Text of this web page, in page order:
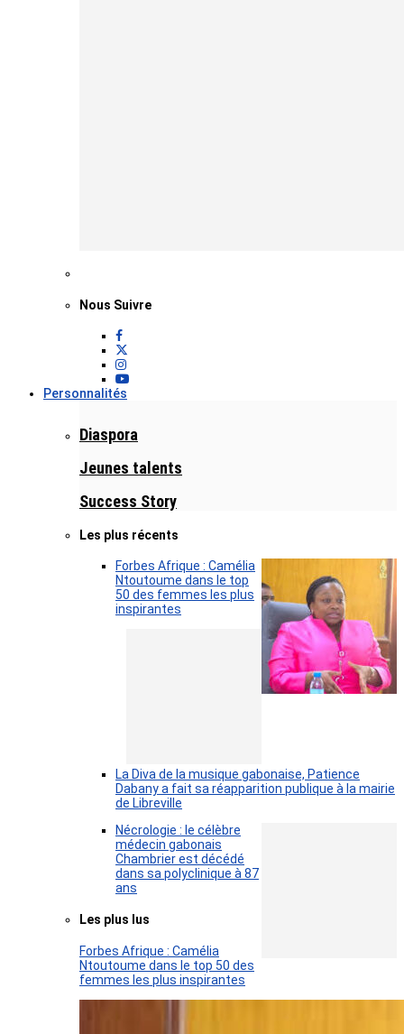
Nous Suivre
Personnalités
Diaspora
Jeunes talents
Success Story
Les plus récents
Forbes Afrique : Camélia
Ntoutoume dans le top
50 des femmes les plus
inspirantes
La Diva de la musique gabonaise, Patience
Dabany a fait sa réapparition publique à la mairie
de Libreville
Nécrologie : le célèbre
médecin gabonais
Chambrier est décédé
dans sa polyclinique à 87
ans
Les plus lus
Forbes Afrique : Camélia
Ntoutoume dans le top 50 des
femmes les plus inspirantes